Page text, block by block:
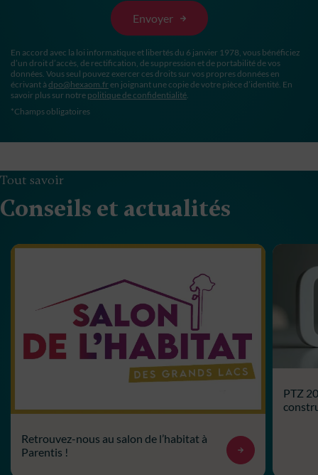
En accord avec la loi informatique et libertés du 6 janvier 1978, vous bénéficiez
d’un droit d’accès, de rectification, de suppression et de portabilité de vos
données. Vous seul pouvez exercer ces droits sur vos propres données en
écrivant à dpo@hexaom.fr en joignant une copie de votre pièce d’identité. En
savoir plus sur notre politique de confidentialité.
*Champs obligatoires
Tout savoir
Conseils et actualités
Retrouvez-nous au salon de l’habitat à
Parentis !
PTZ